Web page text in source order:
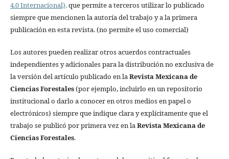
4.0 Internacional),que permite a terceros utilizar lo publicado
siempre que mencionen la autoría del trabajo y a la primera
publicación en esta revista. (no permite el uso comercial)
Los autores pueden realizar otros acuerdos contractuales
independientes y adicionales para la distribución no exclusiva de
la versión del artículo publicado en laRevista Mexicana de
Ciencias Forestales(por ejemplo, incluirlo en un repositorio
institucional o darlo a conocer en otros medios en papel o
electrónicos) siempre que indique clara y explícitamente que el
trabajo se publicó por primera vez en laRevista Mexicana de
Ciencias Forestales.